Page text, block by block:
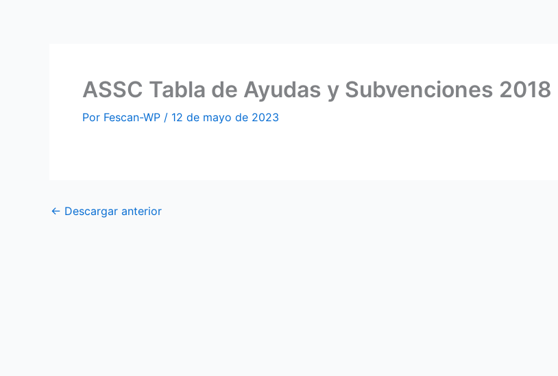
ASSC Tabla de Ayudas y Subvenciones 2018
Por Fescan-WP / 12 de mayo de 2023
← Descargar anterior